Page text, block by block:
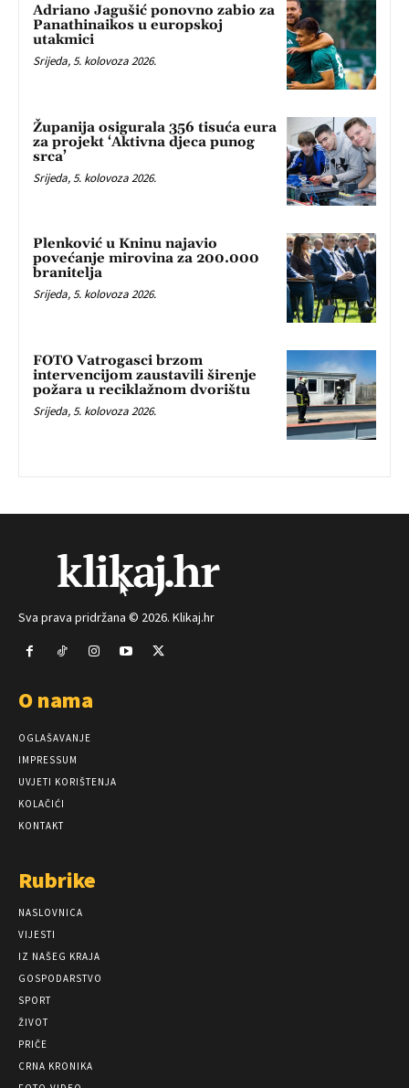
Adriano Jagušić ponovno zabio za
Panathinaikos u europskoj
utakmici
Srijeda, 5. kolovoza 2026.
Županija osigurala 356 tisuća eura
za projekt ‘Aktivna djeca punog
srca’
Srijeda, 5. kolovoza 2026.
Plenković u Kninu najavio
povećanje mirovina za 200.000
branitelja
Srijeda, 5. kolovoza 2026.
FOTO Vatrogasci brzom
intervencijom zaustavili širenje
požara u reciklažnom dvorištu
Srijeda, 5. kolovoza 2026.
Sva prava pridržana © 2026. Klikaj.hr
O nama
OGLAŠAVANJE
IMPRESSUM
UVJETI KORIŠTENJA
KOLAČIĆI
KONTAKT
Rubrike
NASLOVNICA
VIJESTI
IZ NAŠEG KRAJA
GOSPODARSTVO
SPORT
ŽIVOT
PRIČE
CRNA KRONIKA